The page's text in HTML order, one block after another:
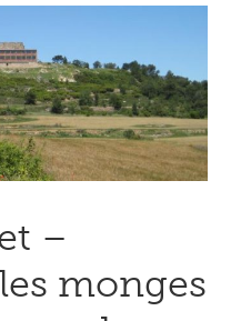
–
monges